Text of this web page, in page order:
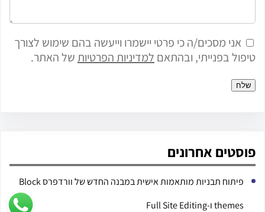
אני מסכים/ה כי פרטי יישמרו וייעשה בהם שימוש לצורך
טיפול בפנייתי, ובהתאם למדיניות הפרטיותשל האתר.
פוסטים אחרונים
פיתוח תבניות מותאמות אישית במבנה החדש של וורדפרס Block
themes ו-Full Site Editing